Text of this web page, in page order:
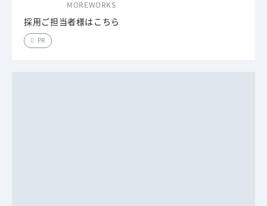
MOREWORKS
採用ご担当者様はこちら
PR